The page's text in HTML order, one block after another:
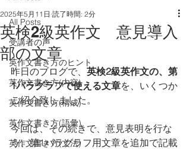
All Posts
受講者の声
英作文書き方のヒント
英作文書き方(内容)
英作文書き方(構成)
英作文書き方(語彙)
英作文書き方(文法)
英検2級英作文 意見導入
部の文章
2025年5月11日 読了時間: 2分
昨日のブログで、 英検2級英作文の、第
1パラグラフで使える文章を、いくつか
ご紹介致しました。
今回は、その続きで、意見表明を行な
う、第1パラグラフ用文章を追加で記載